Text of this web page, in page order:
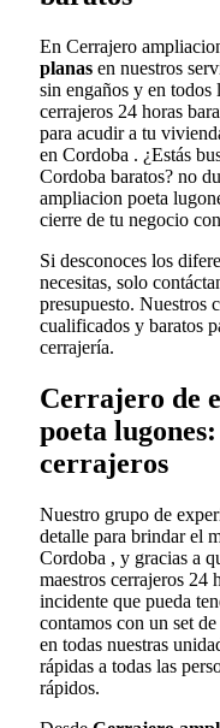
En Cerrajero
planas en nuestros
sin engaños y en todos
cerrajeros 24 horas
para acudir a tu
en Cordoba . ¿Estás
Cordoba baratos? no
ampliacion poeta
cierre de tu negocio
Si desconoces los
necesitas, solo
presupuesto. Nuestros
cualificados y baratos
cerrajería.
Cerrajero de
poeta
cerrajeros
Nuestro grupo de
detalle para brindar el
Cordoba , y gracias a
maestros cerrajeros 24
incidente que pueda
contamos con un set
en todas nuestras
rápidas a todas las
rápidos.